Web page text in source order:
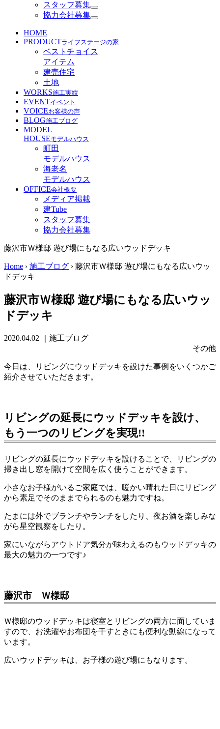
スタッフ募集
協力会社募集
HOME
PRODUCTライフステージの家
ベストチョイス
アイテム
建売住宅
土地
WORKS施工実績
EVENTイベント
VOICEお客様の声
BLOG施工ブログ
MODEL
HOUSEモデルハウス
町田
モデルハウス
海老名
モデルハウス
OFFICE会社概要
メディア掲載
建Tube
スタッフ募集
協力会社募集
藤沢市Ｗ様邸 遊び場にもなる広いウッドデッキ
Home › 施工ブログ › 藤沢市Ｗ様邸 遊び場にもなる広いウッ
ドデッキ
藤沢市Ｗ様邸 遊び場にもなる広いウッ
ドデッキ
2020.04.02
｜施工ブログ
その他
今日は、リビングにウッドデッキを設けた事例をいくつかご
紹介させていただきます。
リビングの延長にウッドデッキを設け、
もう一つのリビングを実現!!
リビングの延長にウッドデッキを設けることで、リビングの
掃き出し窓を開けて空間を広く使うことができます。
小さなお子様がいるご家庭では、暖かい晴れた日にリビング
から素足でそのままでられるのも魅力ですね。
たまには外でブランチやランチをしたり、夜お酒を楽しみな
がら星空観察をしたり。
家にいながらアウトドア気分が味わえるのもウッドデッキの
最大の魅力の一つです♪
藤沢市 Ｗ様邸
Ｗ様邸のウッドデッキは寝室とリビングの両方に面していま
すので、お洗濯やお布団を干すときにも便利な動線になって
います。
広いウッドデッキは、お子様の遊び場にもなります。